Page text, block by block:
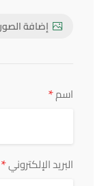
إضافة الصور
اسم*
البريد الإلكتروني*